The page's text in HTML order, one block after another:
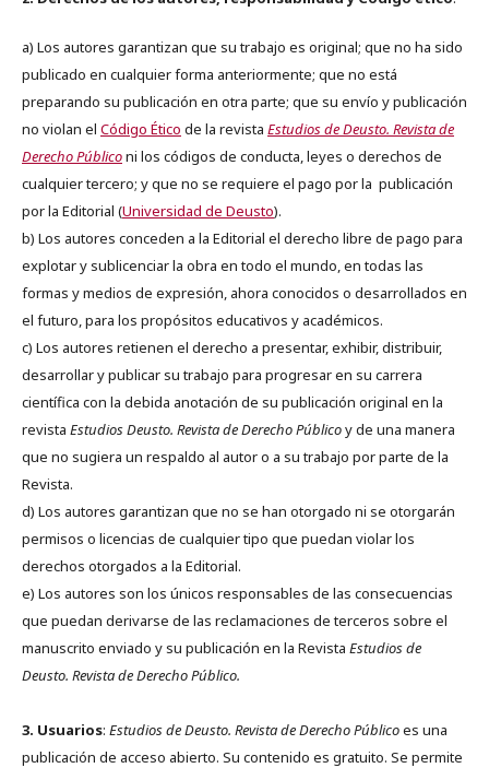
a) Los autores garantizan que su trabajo es original; que no ha sido
publicado en cualquier forma anteriormente; que no está
preparando su publicación en otra parte; que su envío y publicación
no violan el Código Ético de la revista Estudios de Deusto. Revista de
Derecho Públiconi los códigos de conducta, leyes o derechos de
cualquier tercero; y que no se requiere el pago por la publicación
por la Editorial (Universidad de Deusto).
b) Los autores conceden a la Editorial el derecho libre de pago para
explotar y sublicenciar la obra en todo el mundo, en todas las
formas y medios de expresión, ahora conocidos o desarrollados en
el futuro, para los propósitos educativos y académicos.
c) Los autores retienen el derecho a presentar, exhibir, distribuir,
desarrollar y publicar su trabajo para progresar en su carrera
científica con la debida anotación de su publicación original en la
revista Estudios Deusto. Revista de Derecho Públicoy de una manera
que no sugiera un respaldo al autor o a su trabajo por parte de la
Revista.
d) Los autores garantizan que no se han otorgado ni se otorgarán
permisos o licencias de cualquier tipo que puedan violar los
derechos otorgados a la Editorial.
e) Los autores son los únicos responsables de las consecuencias
que puedan derivarse de las reclamaciones de terceros sobre el
manuscrito enviado y su publicación en la Revista Estudios de
Deusto. Revista de Derecho Público.
3. Usuarios: Estudios de Deusto. Revista de Derecho Públicoes una
publicación de acceso abierto. Su contenido es gratuito. Se permite